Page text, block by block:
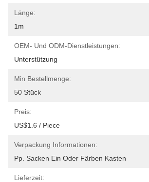
Länge:
1m
OEM- Und ODM-Dienstleistungen:
Unterstützung
Min Bestellmenge:
50 Stück
Preis:
US$1.6 / Piece
Verpackung Informationen:
Pp. Sacken Ein Oder Färben Kasten
Lieferzeit: